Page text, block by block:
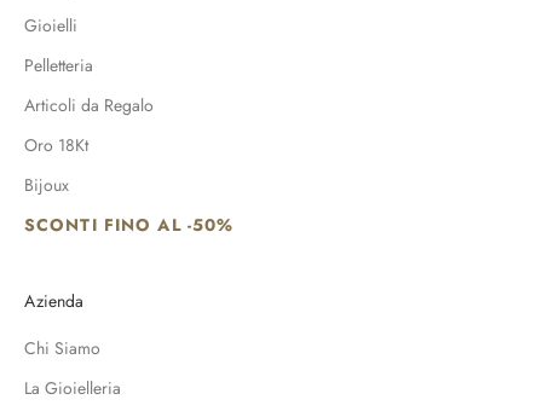
Gioielli
Pelletteria
Articoli da Regalo
Oro 18Kt
Bijoux
SCONTI FINO AL -50%
Azienda
Chi Siamo
La Gioielleria